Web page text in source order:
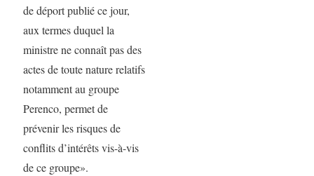
de déport publié ce jour,
aux termes duquel la
ministre ne connaît pas des
actes de toute nature relatifs
notamment au groupe
Perenco, permet de
prévenir les risques de
conflits d’intérêts vis-à-vis
de ce groupe».